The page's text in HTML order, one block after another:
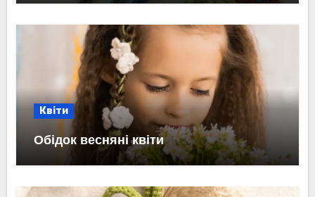
Квіти
Обідок весняні квіти